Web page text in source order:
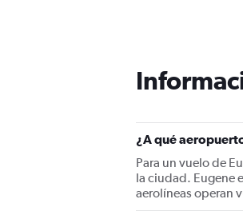
¿A qué
Para un vuelo de
la ciudad. Eugene
aerolíneas operan